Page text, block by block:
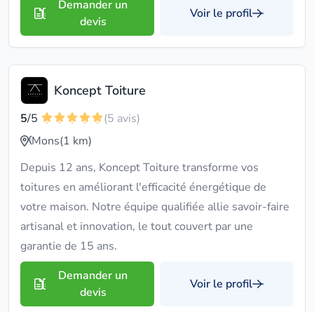
Demander un
devis
Voir le profil
Koncept Toiture
5/5
(5 avis)
Mons(1 km)
Depuis 12 ans, Koncept Toiture transforme vos
toitures en améliorant l'efficacité énergétique de
votre maison. Notre équipe qualifiée allie savoir-faire
artisanal et innovation, le tout couvert par une
garantie de 15 ans.
Demander un
devis
Voir le profil